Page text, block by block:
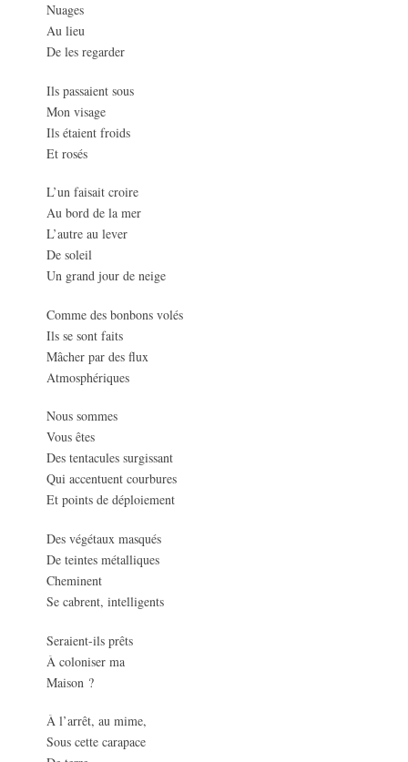
Nuages
Au lieu
De les regarder
Ils passaient sous
Mon visage
Ils étaient froids
Et rosés
L’un faisait croire
Au bord de la mer
L’autre au lever
De soleil
Un grand jour de neige
Comme des bonbons volés
Ils se sont faits
Mâcher par des flux
Atmosphériques
Nous sommes
Vous êtes
Des tentacules surgissant
Qui accentuent courbures
Et points de déploiement
Des végétaux masqués
De teintes métalliques
Cheminent
Se cabrent, intelligents
Seraient-ils prêts
À coloniser ma
Maison ?
À l’arrêt, au mime,
Sous cette carapace